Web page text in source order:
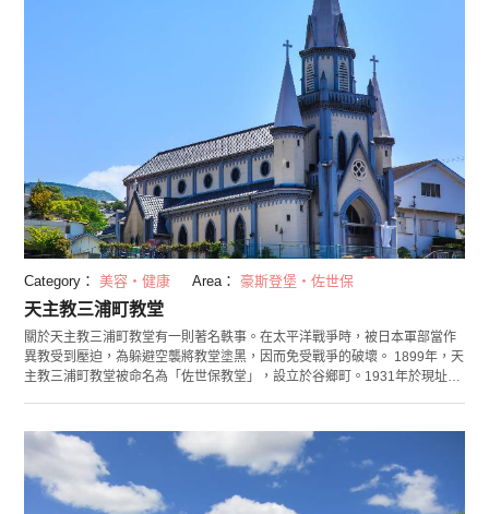
統戲劇的伴奏樂器－囃子的練習，另外還有睡魔面具和金魚燈籠的製作教室
開放參觀者親身手作體驗。 除了這些，館內還設有使用青森當地食材所作成
的料理餐廳。在這裡不僅成了解青森文化的代表據點，觀光客們還可與當地
市民們交流，可說是人潮絡驛不絕的場所呢！
Category： 美容・健康 Area： 豪斯登堡・佐世保
天主教三浦町教堂
關於天主教三浦町教堂有一則著名軼事。在太平洋戰爭時，被日本軍部當作
異教受到壓迫，為躲避空襲將教堂塗黑，因而免受戰爭的破壞。 1899年，天
主教三浦町教堂被命名為「佐世保教堂」，設立於谷鄉町。1931年於現址完
置而吸引了諸多訪客。 教堂內部允許遊客自由參觀，您一定不能錯過的是如
同萬花筒一般絢爛的雕花玻璃。夜間教堂也會點燈，您可以在此享受到與白
天不同的氣氛。